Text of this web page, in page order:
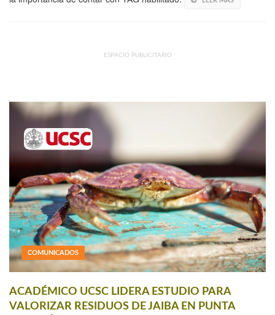
ESPACIO PUBLICITARIO
COMUNICADOS
ACADÉMICO UCSC LIDERA ESTUDIO PARA
VALORIZAR RESIDUOS DE JAIBA EN PUNTA